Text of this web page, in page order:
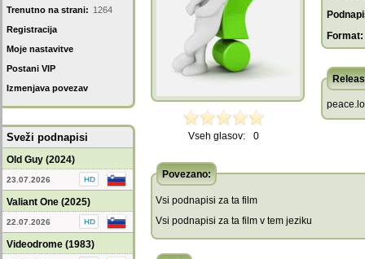
Trenutno na strani: 1264
Registracija
Moje nastavitve
Postani VIP
Izmenjava povezav
Sveži podnapisi
Old Guy (2024)
23.07.2026
Valiant One (2025)
22.07.2026
Videodrome (1983)
Vseh glasov: 0
Format:
Povezano:
Vsi podnapisi za ta film
Vsi podnapisi za ta film v tem jeziku